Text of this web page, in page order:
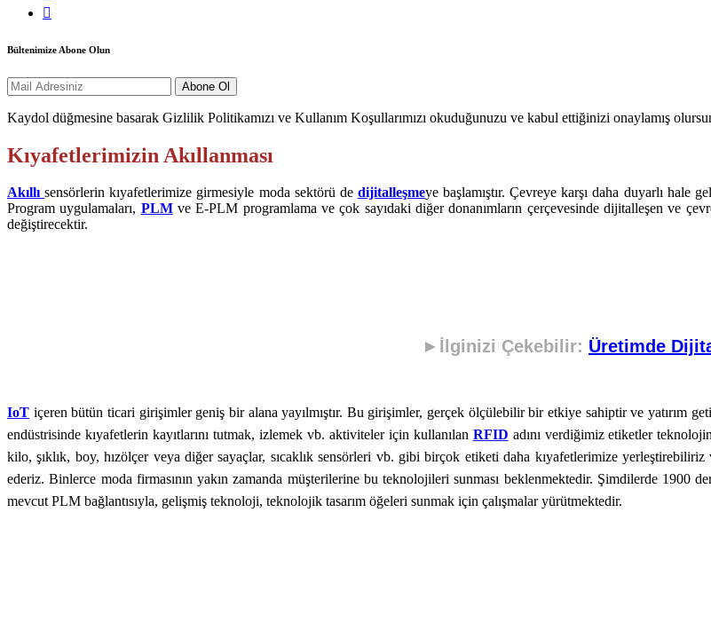
Bültenimize Abone Olun
Kaydol düğmesine basarak Gizlilik Politikamızı ve Kullanım Koşullarımızı okuduğunuzu ve kabul ettiğinizi onaylamış
Kıyafetlerimizin Akıllanması
Akıllısensörlerin kıyafetlerimize girmesiyle moda sektörü de dijitalleşmeye başlamıştır. Çevreye karşı daha duyarlı hale
Program uygulamaları, PLMve E-PLM programlama ve çok sayıdaki diğer donanımların çerçevesinde dijitalleşen ve
değiştirecektir.
►İlginizi Çekebilir: Üretimde
IoT içeren bütün ticari girişimler geniş bir alana yayılmıştır. Bu girişimler, gerçek ölçülebilir bir etkiye sahiptir ve yatırım
endüstrisinde kıyafetlerin kayıtlarını tutmak, izlemek vb. aktiviteler için kullanılan RFID adını verdiğimiz etiketler
kilo, şıklık, boy, hızölçer veya diğer sayaçlar, sıcaklık sensörleri vb. gibi birçok etiketi daha kıyafetlerimize
ederiz. Binlerce moda firmasının yakın zamanda müşterilerine bu teknolojileri sunması beklenmektedir. Şimdilerde 1900
mevcut PLM bağlantısıyla, gelişmiş teknoloji, teknolojik tasarım öğeleri sunmak için çalışmalar yürütmektedir.